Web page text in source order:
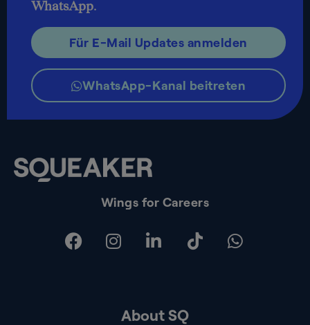
Wings for Careers
About SQ
WhatsApp.
Für E-Mail Updates anmelden
WhatsApp-Kanal beitreten